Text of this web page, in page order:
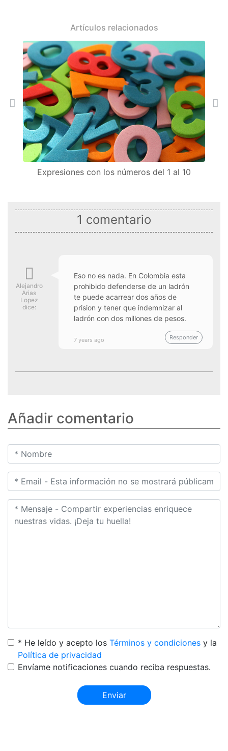
Artículos relacionados
Expresiones con los números del 1 al 10
Anterior
1 comentario
Alejandro
Arias
Lopez
dice:
Eso no es nada. En Colombia esta
prohibido defenderse de un ladrón
te puede acarrear dos años de
prision y tener que indemnizar al
ladrón con dos millones de pesos.
7 years ago Responder
Añadir comentario
* He leído y acepto los Términos y condiciones y la
Política de privacidad
Envíame notificaciones cuando reciba respuestas.
Enviar